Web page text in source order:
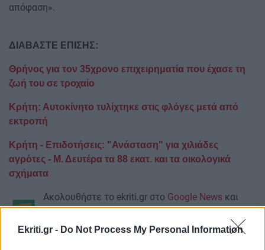
Ekriti.gr - Do Not Process My Personal Information
απόφαση».
ΔΙΑΒΑΣΤΕ ΕΠΙΣΗΣ:
Θρήνος για τον 35χρονο επιχειρηματία που έχασε τη
ζωή του σε τροχαίο
Κρήτη: Αυτοκίνητο τυλίχτηκε στις φλόγες μετά από
εκτροπή
Κρήτη - Επιδοτήσεις: "Ανάσταση" για χιλιάδες
αγρότες - Μ. Δευτέρα τα 88 εκατ. και τα οικολογικά
σχήματα
Ακολουθήστε το ekriti.gr στο Google News και
μάθετε πρώτοι όλες τις ειδήσεις για την Κρήτη
και όχι μόνο.